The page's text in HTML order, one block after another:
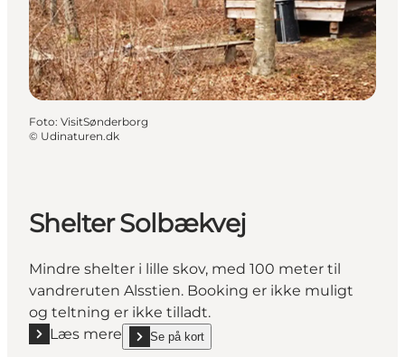
Foto: VisitSønderborg
© Udinaturen.dk
Shelter Solbækvej
Mindre shelter i lille skov, med 100 meter til
vandreruten Alsstien. Booking er ikke muligt
og teltning er ikke tilladt.
Læs mere
Læs mere "Shelter Solbækvej"
Se på kort
show Shelter Solbækvej on_map